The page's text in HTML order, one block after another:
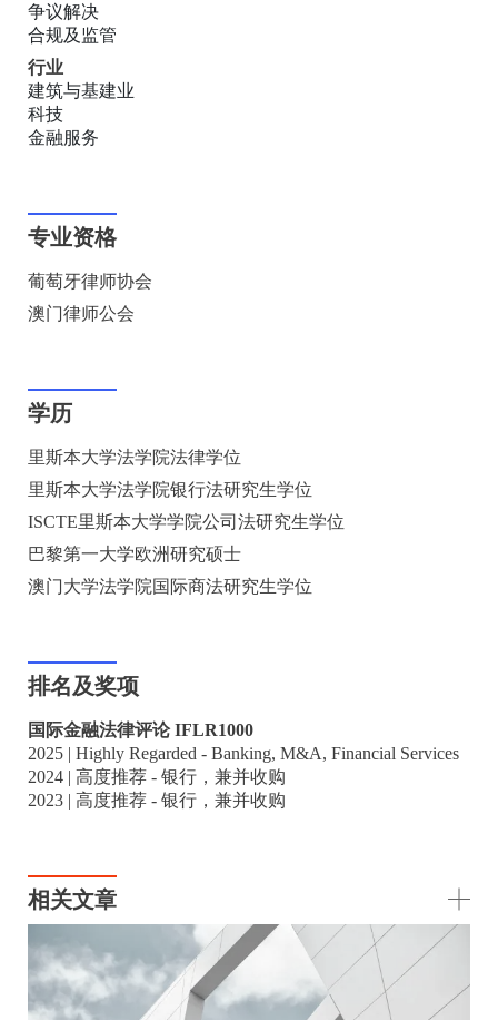
争议解决
合规及监管
行业
建筑与基建业
科技
金融服务
专业资格
葡萄牙律师协会
澳门律师公会
学历
里斯本大学法学院法律学位
里斯本大学法学院银行法研究生学位
ISCTE里斯本大学学院公司法研究生学位
巴黎第一大学欧洲研究硕士
澳门大学法学院国际商法研究生学位
排名及奖项
国际金融法律评论 IFLR1000
2025 | Highly Regarded - Banking, M&A, Financial Services
2024 | 高度推荐 - 银行，兼并收购
2023 | 高度推荐 - 银行，兼并收购
相关文章